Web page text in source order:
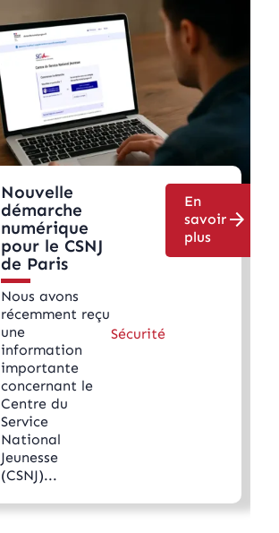
Nouvelle
démarche
numérique
pour le CSNJ
de Paris
Nous avons
récemment reçu
une
information
importante
concernant le
Centre du
Service
National
Jeunesse
(CSNJ)...
Sécurité
En
savoir
plus
arrow_forward